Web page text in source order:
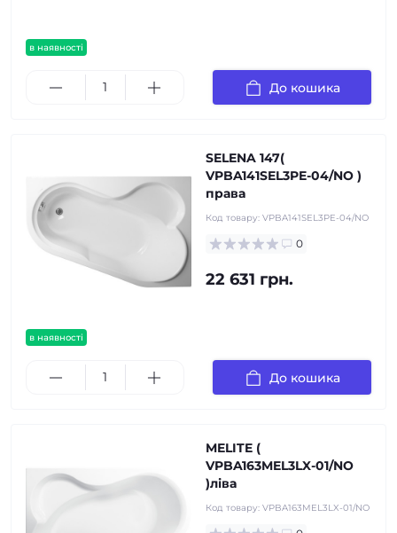
в наявності
До кошика
в наявності
SELENA 147(
VPBA141SEL3PE-04/NO )
права
Код товару: VPBA141SEL3PE-04/NO
0
22 631 грн.
До кошика
MELITE (
VPBA163MEL3LX-01/NO
)ліва
Код товару: VPBA163MEL3LX-01/NO